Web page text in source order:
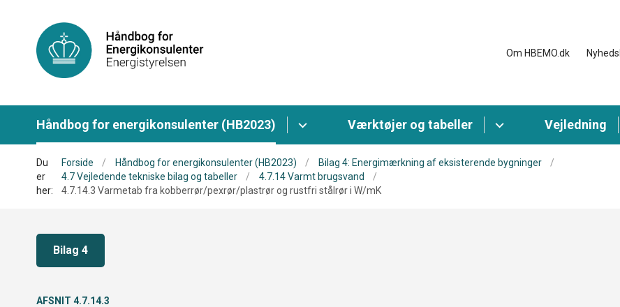
Om HBEMO.dk
Håndbog for energikonsulenter (HB2023) Værktøjer og tabeller Vejledning
Du
er
her:
Forside Håndbog for energikonsulenter (HB2023)
Bilag 4: Energimærkning af eksisterende bygninger
4.7 Vejledende tekniske bilag og tabeller
4.7.14 Varmt brugsvand
4.7.14.3 Varmetab fra kobberrør/pexrør/plastrør og rustfri stålrør i W/mK
Bilag 4
AFSNIT 4.7.14.3